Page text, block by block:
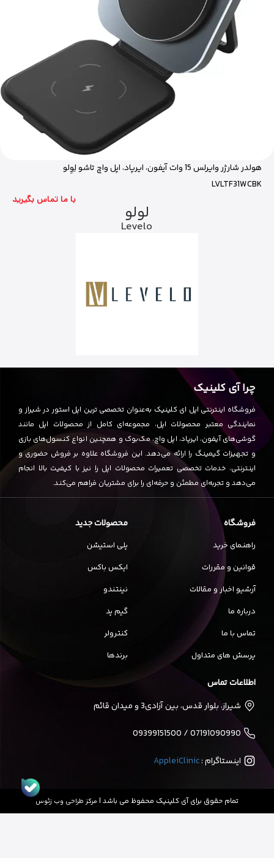
هولدر شارژر وایرلس 15 وات آیفون، ایرپاد، اپل واچ تاشو لِوِلو
LVLTF31WCBK
با ما تماس بگیرید
لولو
Levelo
چرا آی کلینیک
فروشگاه اینترنتی اپل ای کلینیک به‌عنوان تخصصی ترین اپل استور در شیراز و
نمایندگی معتبر محصولات اپل، مجموعه‌ای کامل از محصولات اپل مانند
گوشی‌های آیفون، ایرپاد، اپل واچ، مک‌بوک و همچنین انواع کنسول‌های بازی
و تجهیزات گیمینگ را ارائه می‌دهد. این فروشگاه علاوه بر فروش حضوری و
اینترنتی، خدمات تخصصی تعمیرات محصولات اپل را نیز با کیفیت بالا انجام
می‌دهد و تجربه‌ای مطمئن و حرفه‌ای را برای مشتریان فراهم می‌کند.
فروشگاه
راهنمای خرید
قوانین و مقررات
آرشیو اخبار و مقالات
درباره ما
تماس با ما
پرسش های متداول
محصولات جدید
پلی استیشن
ایکس باکس
نینتندو
گیم پد
کنترولر
برندها
اطلاعات تماس
شیراز، بلوار قدس، بین آزادی3 و میدان قائم
07191090990 / 09399151500
اینستاگرام :AppleiClinic
تمام حقوق برای آی کلینیک محفوظ می باشد | مرکز طراحی وب زئوس